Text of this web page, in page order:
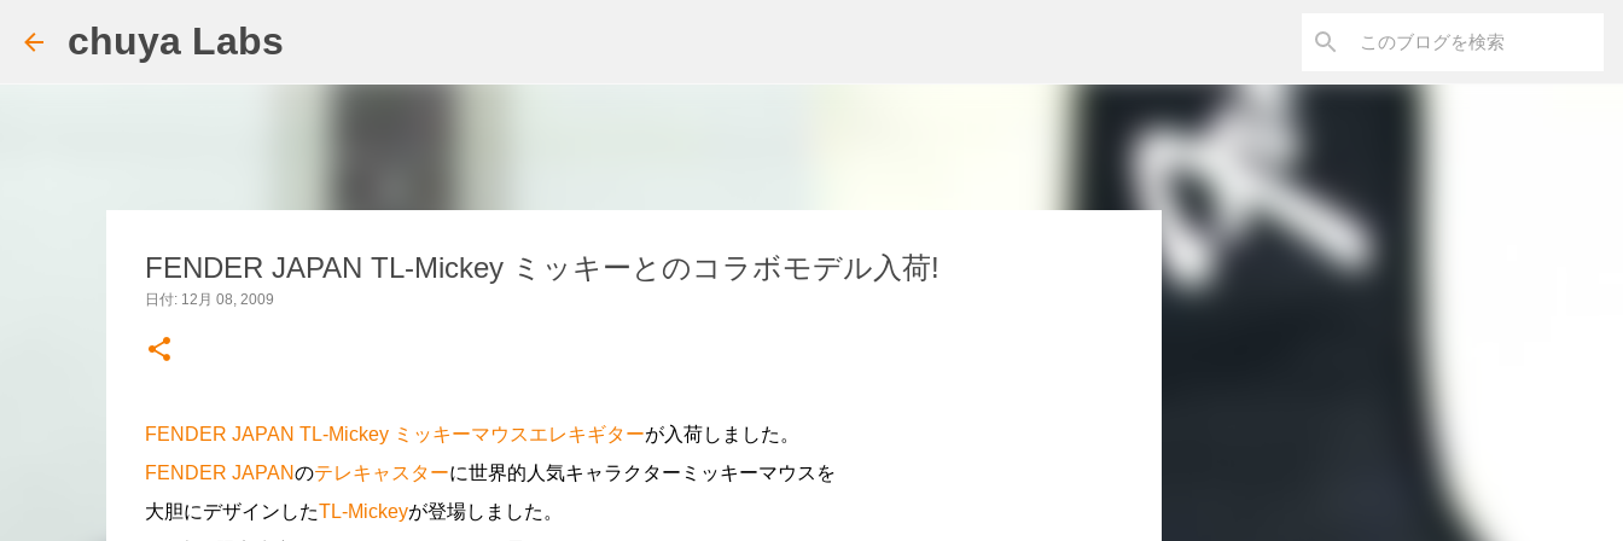
chuya Labs
FENDER JAPAN TL-Mickey ミッキーとのコラボモデル入荷!
日付: 12月 08, 2009
FENDER JAPAN TL-Mickey ミッキーマウスエレキギターが入荷しました。
FENDER JAPANのテレキャスターに世界的人気キャラクターミッキーマウスを
大胆にデザインしたTL-Mickeyが登場しました。